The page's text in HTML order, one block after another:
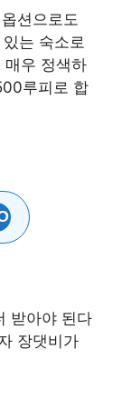
션으로도
는 숙소로
우 정색하
루피로 합
받아야 된다
장댓비가